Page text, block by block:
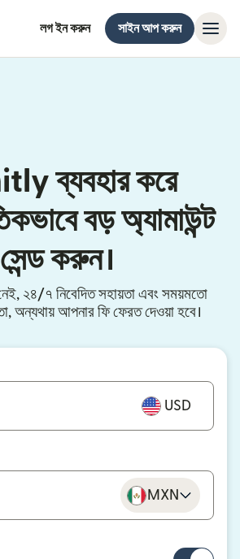
লগ ইন করুন সাইন আপ করুন
ব্যবহার করে
বড় অ্যামাউন্ট
সেন্ড করুন।
২৪/৭ নিবেদিত সহায়তা এবং সময়মতো
অন্যথায় আপনার ফি ফেরত দেওয়া হবে।
USD
MXN